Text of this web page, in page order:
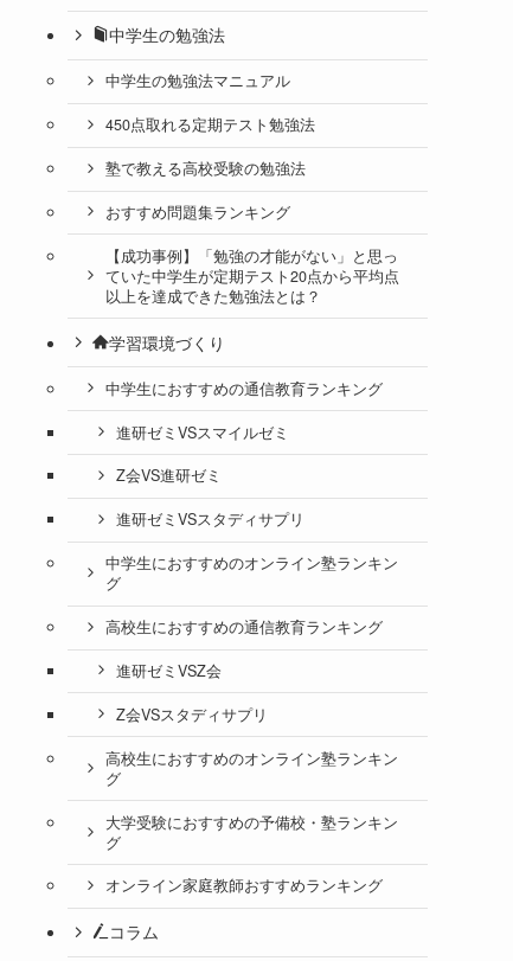
中学生の勉強法
中学生の勉強法マニュアル
450点取れる定期テスト勉強法
塾で教える高校受験の勉強法
おすすめ問題集ランキング
【成功事例】「勉強の才能がない」と思っ
ていた中学生が定期テスト20点から平均点
以上を達成できた勉強法とは？
学習環境づくり
中学生におすすめの通信教育ランキング
進研ゼミVSスマイルゼミ
Z会VS進研ゼミ
進研ゼミVSスタディサプリ
中学生におすすめのオンライン塾ランキン
グ
高校生におすすめの通信教育ランキング
進研ゼミVSZ会
Z会VSスタディサプリ
高校生におすすめのオンライン塾ランキン
グ
大学受験におすすめの予備校・塾ランキン
グ
オンライン家庭教師おすすめランキング
コラム